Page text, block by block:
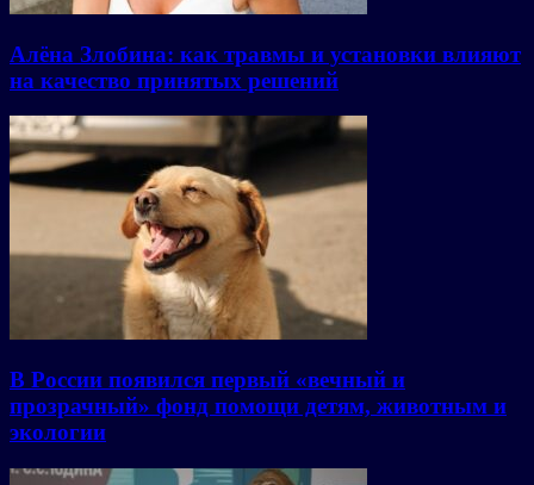
Алёна Злобина: как травмы и установки влияют
на качество принятых решений
В России появился первый «вечный и
прозрачный» фонд помощи детям, животным и
экологии